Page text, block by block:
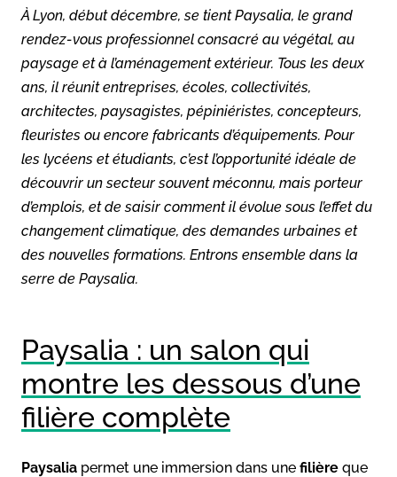
À Lyon, début décembre, se tient Paysalia, le grand
rendez-vous professionnel consacré au végétal, au
paysage et à l’aménagement extérieur. Tous les deux
ans, il réunit entreprises, écoles, collectivités,
architectes, paysagistes, pépiniéristes, concepteurs,
fleuristes ou encore fabricants d’équipements. Pour
les lycéens et étudiants, c’est l’opportunité idéale de
découvrir un secteur souvent méconnu, mais porteur
d’emplois, et de saisir comment il évolue sous l’effet du
changement climatique, des demandes urbaines et
des nouvelles formations. Entrons ensemble dans la
serre de Paysalia.
Paysalia : un salon qui
montre les dessous d’une
filière complète
Paysalia permet une immersion dans une filière que